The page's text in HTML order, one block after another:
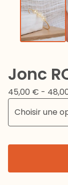
Jonc
45,00 € -